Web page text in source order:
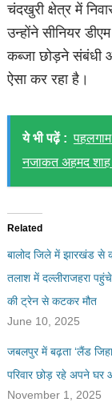
चंदखुरी क्षेत्र में
उन्होंने सीनियर
कब्जा छोड़ने संबंधी
ऐसा कर रहा है।
ये भी पढ़ें :
नजाकत अहमद शाह
Related
बालोद जिले में झारखंड से
तलाश में दल्लीराजहरा
की ट्रेन से कटकर मौत
June 10, 2025
जबलपुर में बढ़ता ‘लैंड
परिवार छोड़ रहे अपने घर
November 1, 2025